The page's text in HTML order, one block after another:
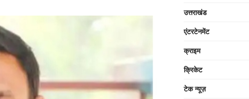
उत्तराखंड
एंटरटेनमेंट
क्राइम
क्रिकेट
टेक न्यूज़